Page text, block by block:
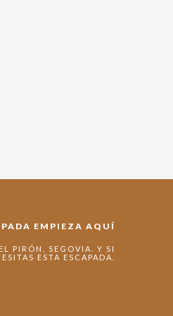
EMPIEZA AQUÍ
PIRÓN, SEGOVIA. Y SI
ESTA ESCAPADA.